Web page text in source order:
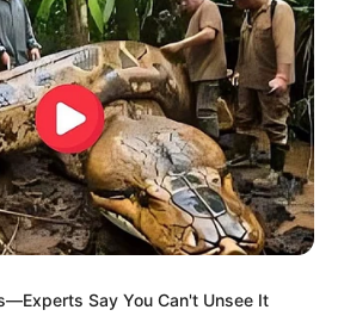
Say You Can't Unsee It